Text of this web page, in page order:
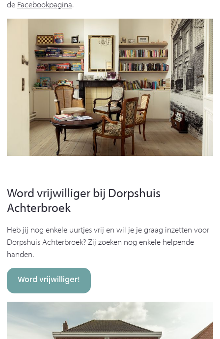
de Facebookpagina.
Word vrijwilliger bij Dorpshuis
Achterbroek
Heb jij nog enkele uurtjes vrij en wil je je graag inzetten voor
Dorpshuis Achterbroek? Zij zoeken nog enkele helpende
handen.
Word vrijwilliger!